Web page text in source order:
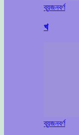
ব্যন্জনবর্ণ
খ
ব্যন্জনবর্ণ